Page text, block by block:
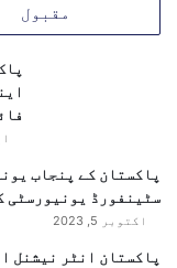
مقبول
پاکستان کے پنجاب
سٹینفورڈ یونیورسٹی
اکتوبر 5, 2023
پاکستان انٹر نیشنل